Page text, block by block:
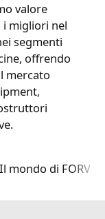
valore
migliori nel
segmenti
offrendo
mercato
Il mondo di FORVIA